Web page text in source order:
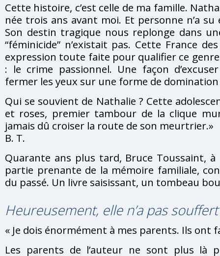
Cette histoire, c’est celle de ma famille.
née trois ans avant moi. Et personne n’a su
Son destin tragique nous replonge dans
“féminicide” n’existait pas. Cette France
expression toute faite pour qualifier ce
: le crime passionnel. Une façon
fermer les yeux sur une forme de
Qui se souvient de Nathalie ? Cette
et roses, premier tambour de la clique
jamais dû croiser la route de son meurtrier.»
B. T.
Quarante ans plus tard, Bruce Toussaint,
partie prenante de la mémoire familiale,
du passé. Un livre saisissant, un tombeau
Heureusement, elle n’a pas
« Je dois énormément à mes parents. Ils ont
Les parents de l’auteur ne sont plus là